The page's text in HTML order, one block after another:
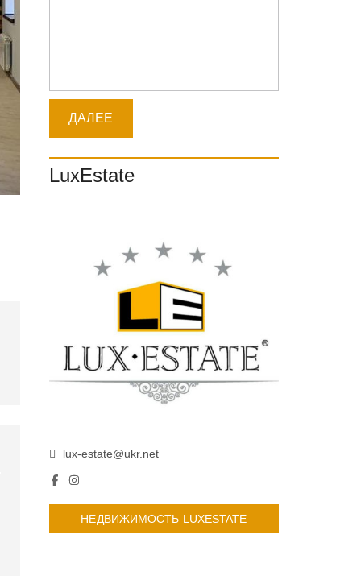
LuxEstate
lux-estate@ukr.net
НЕДВИЖИМОСТЬ LUXESTATE